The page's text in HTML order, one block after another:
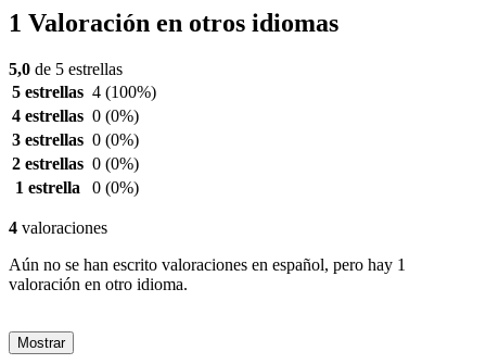
1 Valoración en otros idiomas
5,0 de 5 estrellas
5 estrellas 4 (100%)
4 estrellas 0 (0%)
3 estrellas 0 (0%)
2 estrellas 0 (0%)
1 estrella
0 (0%)
4 valoraciones
Aún no se han escrito valoraciones en español, pero hay 1
valoración en otro idioma.
Mostrar